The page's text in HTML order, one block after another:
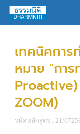
เทคนิคการ
หมาย "การ
ZOOM)
รหัสหลักสูตร : 21/